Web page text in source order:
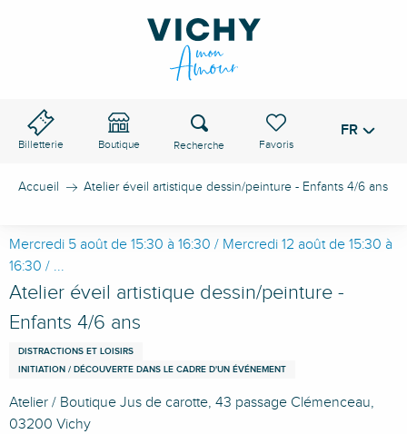
Billetterie Boutique
Voir les favoris
Recherche FR
Accueil Atelier éveil artistique dessin/peinture - Enfants 4/6 ans
Mercredi 5 août de 15:30 à 16:30 / Mercredi 12 août de 15:30 à
16:30 / ...
Atelier éveil artistique dessin/peinture -
Enfants 4/6 ans
DISTRACTIONS ET LOISIRS
INITIATION / DÉCOUVERTE DANS LE CADRE D'UN ÉVÉNEMENT
Atelier / Boutique Jus de carotte, 43 passage Clémenceau,
03200 Vichy